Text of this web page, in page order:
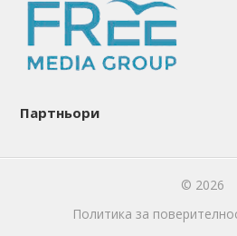
Партньори
© 2026
Политика за